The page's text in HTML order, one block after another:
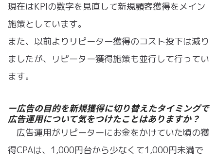
現在はKPIの数字を見直して新規顧客獲得をメイン
施策としています。
また、以前よりリピーター獲得のコスト投下は減り
ましたが、リピーター獲得施策も並行して行ってい
ます。
ー広告の目的を新規獲得に切り替えたタイミングで
広告運用について気をつけたことはありますか？
広告運用がリピーターにお金をかけていた頃の獲
得CPAは、1,000円台から少なくて1,000円未満で